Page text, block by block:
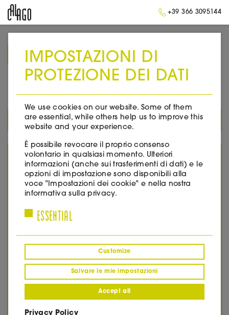
+39 366 3095144
BACK TO HOMEPAGE
2007
TUTTI I PRODOTTI
YEAR
2005
2007
2012
2013
2015
2016
2018
2019
IMPOSTAZIONI DI
PROTEZIONE DEI DATI
We use cookies on our website. Some of them
are essential, while others help us to improve this
website and your experience.
È possibile revocare il proprio consenso
volontario in qualsiasi momento. Ulteriori
informazioni (anche sui trasferimenti di dati) e le
opzioni di impostazione sono disponibili alla
voce "Impostazioni dei cookie" e nella nostra
informativa sulla privacy.
ESSENTIAL
Customize
Salvare le mie impostazioni
Accept all
Privacy Policy